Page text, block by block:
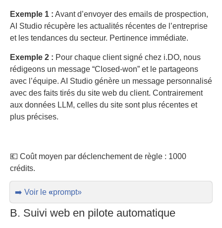
Exemple 1 : Avant d’envoyer des emails de prospection,
AI Studio récupère les actualités récentes de l’entreprise
et les tendances du secteur. Pertinence immédiate.
Exemple 2 : Pour chaque client signé chez i.DO, nous
rédigeons un message “Closed-won” et le partageons
avec l’équipe. AI Studio génère un message personnalisé
avec des faits tirés du site web du client. Contrairement
aux données LLM, celles du site sont plus récentes et
plus précises.
💶 Coût moyen par déclenchement de règle : 1000
crédits.
➡️ Voir le «prompt»
B. Suivi web en pilote automatique